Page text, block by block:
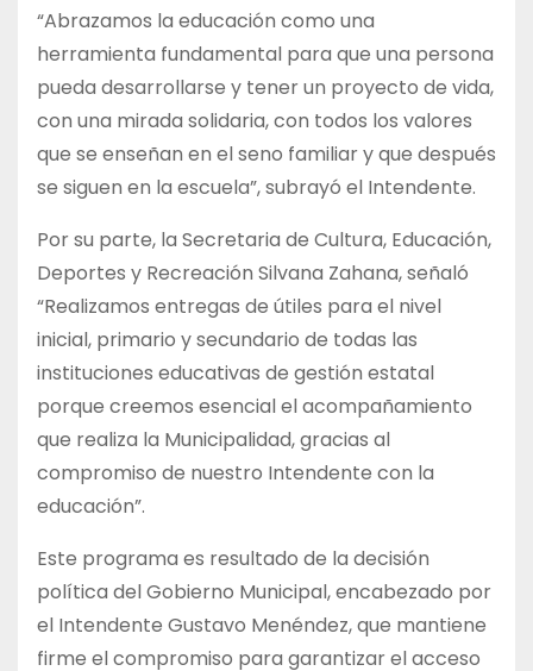
“Abrazamos la educación como una
herramienta fundamental para que una persona
pueda desarrollarse y tener un proyecto de vida,
con una mirada solidaria, con todos los valores
que se enseñan en el seno familiar y que después
se siguen en la escuela”, subrayó el Intendente.
Por su parte, la Secretaria de Cultura, Educación,
Deportes y Recreación Silvana Zahana, señaló
“Realizamos entregas de útiles para el nivel
inicial, primario y secundario de todas las
instituciones educativas de gestión estatal
porque creemos esencial el acompañamiento
que realiza la Municipalidad, gracias al
compromiso de nuestro Intendente con la
educación”.
Este programa es resultado de la decisión
política del Gobierno Municipal, encabezado por
el Intendente Gustavo Menéndez, que mantiene
firme el compromiso para garantizar el acceso